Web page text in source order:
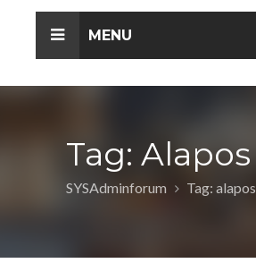
MENU
Tag: Alapos
SYSAdminforum Tag: alapos